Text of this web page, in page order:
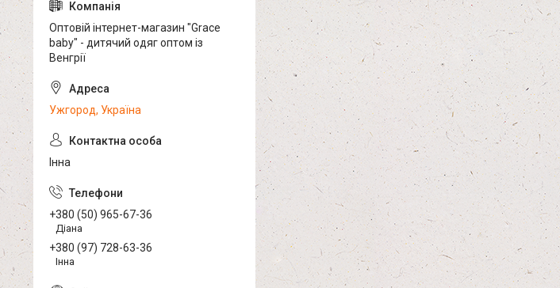
Оптовій інтернет-магазин "Grace
baby" - дитячий одяг оптом із
Венгрії
Ужгород, Україна
Інна
+380 (50) 965-67-36
Діана
+380 (97) 728-63-36
Інна